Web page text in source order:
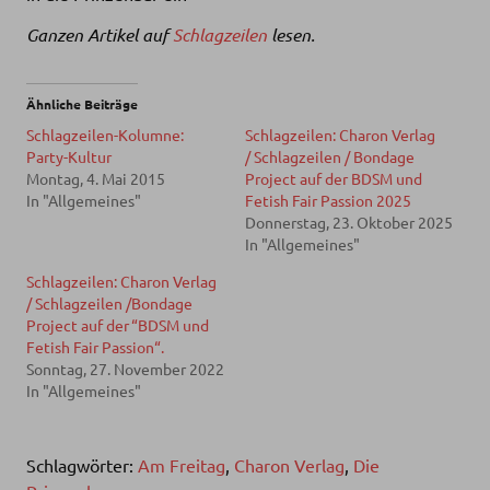
Ganzen Artikel aufSchlagzeilen lesen.
Ähnliche Beiträge
Schlagzeilen-Kolumne:
Party-Kultur
Montag, 4. Mai 2015
In "Allgemeines"
Schlagzeilen: Charon Verlag
/ Schlagzeilen / Bondage
Project auf der BDSM und
Fetish Fair Passion 2025
Donnerstag, 23. Oktober 2025
In "Allgemeines"
Schlagzeilen: Charon Verlag
/ Schlagzeilen /Bondage
Project auf der “BDSM und
Fetish Fair Passion“.
Sonntag, 27. November 2022
In "Allgemeines"
Schlagwörter: Am Freitag Charon Verlag Die